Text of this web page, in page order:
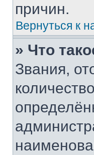
причин.
Вернуться к
» Что
Звания,